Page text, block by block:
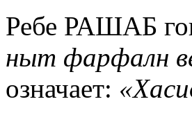
Ребе РАШАБ
ныт фарфалн
означает: